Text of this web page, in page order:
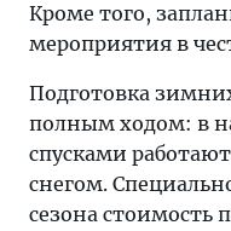
Кроме того,
мероприятия в
Подготовка
полным ходом: в
спусками
снегом.
сезона стоимость